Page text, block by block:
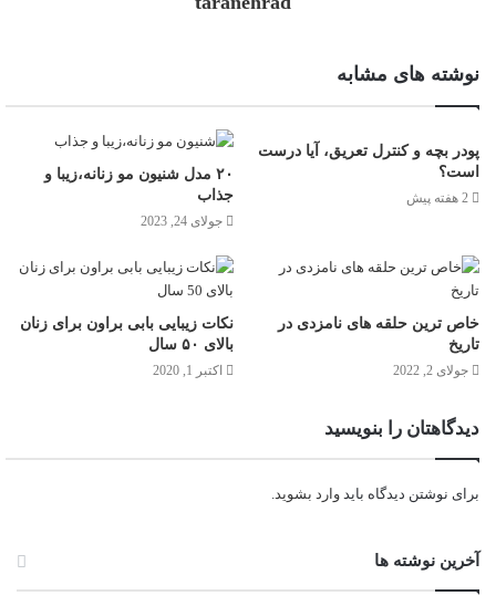
نوشته های مشابه
پودر بچه و کنترل تعریق، آیا درست
است؟
2 هفته پیش
۲۰ مدل شنیون مو زنانه،زیبا و
جذاب
جولای 24, 2023
خاص ترین حلقه های نامزدی در
تاریخ
جولای 2, 2022
نکات زیبایی بابی براون برای زنان
بالای ۵۰ سال
اکتبر 1, 2020
دیدگاهتان را بنویسید
برای نوشتن دیدگاه باید وارد بشوید.
آخرین نوشته ها